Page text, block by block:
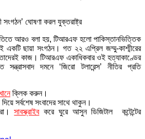
আরও বলা হয়, টিআরএফ হলো পাকিস্তানভিত্তিক
একটি ছায়া সংগঠন। গত ২২ এপ্রিল জম্মু-কাশ্মীরের
কাজ। টিআরএফ একাধিকবার ওই হত্যাকাণ্ডের
দমনে ‘জিরো টলারেন্স’ নীতির প্রতি
ক্লিক করুন।
সর্বশেষ সংবাদের সাথে থাকুন।
সাবস্ক্রাইব করে ঘুরে আসুন ডিজিটাল কন্টেন্টের